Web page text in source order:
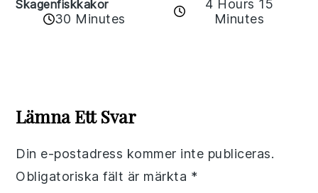
Skagenfiskkakor
30 Minutes
4 Hours 15
Minutes
Interactions
Lämna Ett Svar
Din e-postadress kommer inte publiceras.
Obligatoriska fält är märkta *